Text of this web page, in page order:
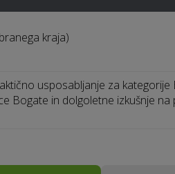
kraja)
usposabljanje za kategorije
Bogate in dolgoletne izkušnje